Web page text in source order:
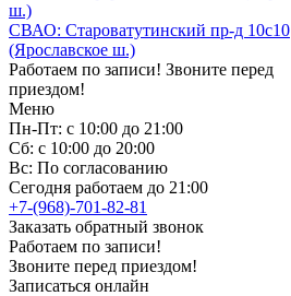
ш.)
СВАО: Староватутинский пр-д 10с10
(Ярославское ш.)
Работаем по записи! Звоните перед
приездом!
Меню
Пн-Пт: с 10:00 до 21:00
Сб: с 10:00 до 20:00
Вс: По согласованию
Сегодня работаем до 21:00
+7-(968)-701-82-81
Заказать обратный звонок
Работаем по записи!
Звоните перед приездом!
Записаться онлайн